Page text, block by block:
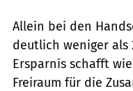
Allein bei den
deutlich weniger als
Ersparnis schafft
Freiraum für die